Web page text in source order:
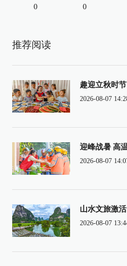
0 0
推荐阅读
趣迎立秋时
2026-08-07
迎峰战暑 高
2026-08-07
山水文旅激
2026-08-07